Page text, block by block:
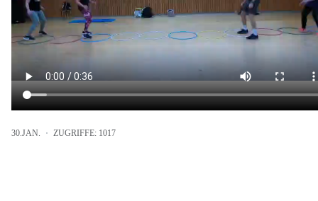
30.JAN. ZUGRIFFE: 1017